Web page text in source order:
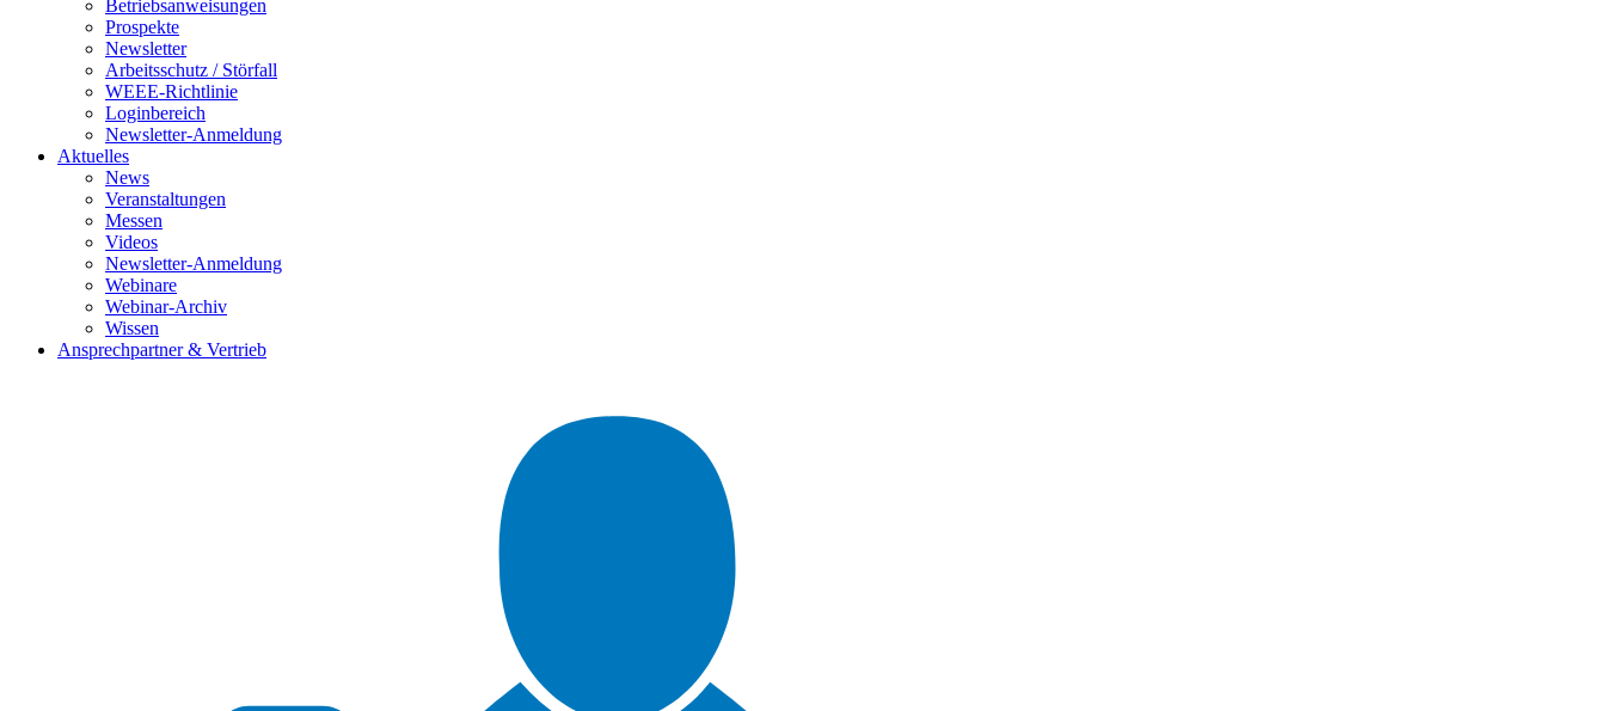
Betriebsanweisungen
Prospekte
Newsletter
Arbeitsschutz / Störfall
WEEE-Richtlinie
Loginbereich
Newsletter-Anmeldung
Aktuelles
News
Veranstaltungen
Messen
Videos
Newsletter-Anmeldung
Webinare
Webinar-Archiv
Wissen
Ansprechpartner & Vertrieb